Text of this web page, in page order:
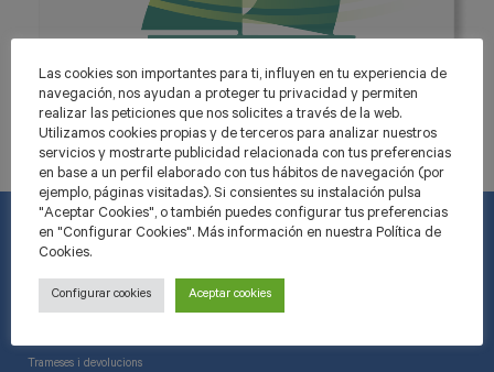
INFORMACIÓ
Trameses i devolucions
Las cookies son importantes para ti, influyen en tu experiencia de
navegación, nos ayudan a proteger tu privacidad y permiten
realizar las peticiones que nos solicites a través de la web.
Utilizamos cookies propias y de terceros para analizar nuestros
servicios y mostrarte publicidad relacionada con tus preferencias
en base a un perfil elaborado con tus hábitos de navegación (por
ejemplo, páginas visitadas). Si consientes su instalación pulsa
"Aceptar Cookies", o también puedes configurar tus preferencias
en "Configurar Cookies". Más información en nuestra Política de
Cookies.
Configurar cookies Aceptar cookies